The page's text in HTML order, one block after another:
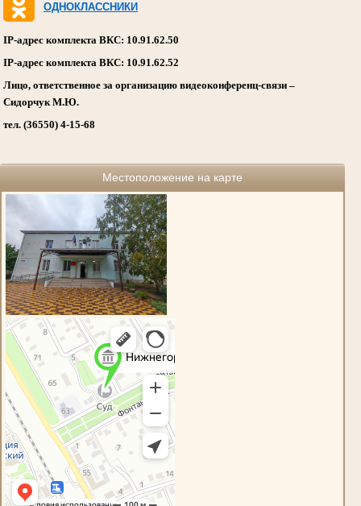
ОДНОКЛАССНИКИ
IP-адрес комплекта ВКС: 10.91.62.50
IP-адрес комплекта ВКС: 10.91.62.52
Лицо, ответственное за организацию видеоконференц-связи –
Сидорчук М.Ю.
тел. (36550) 4-15-68
Местоположение на карте